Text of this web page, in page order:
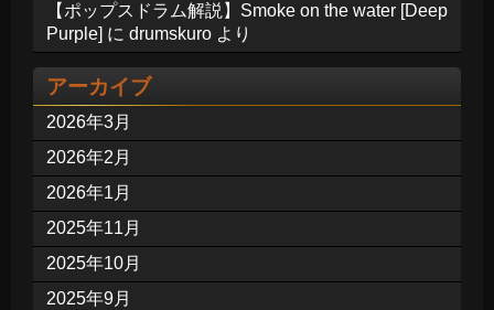
【ポップスドラム解説】Smoke on the water [Deep
Purple] に drumskuro より
アーカイブ
2026年3月
2026年2月
2026年1月
2025年11月
2025年10月
2025年9月